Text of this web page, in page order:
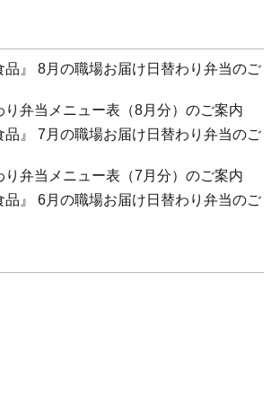
品』 8月の職場お届け日替わり弁当のご
り弁当メニュー表（8月分）のご案内
品』 7月の職場お届け日替わり弁当のご
り弁当メニュー表（7月分）のご案内
品』 6月の職場お届け日替わり弁当のご